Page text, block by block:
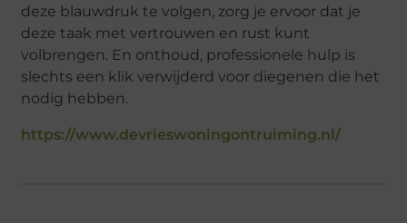
deze blauwdruk te volgen, zorg je ervoor dat je
deze taak met vertrouwen en rust kunt
volbrengen. En onthoud, professionele hulp is
slechts een klik verwijderd voor diegenen die het
nodig hebben.
https://www.devrieswoningontruiming.nl/